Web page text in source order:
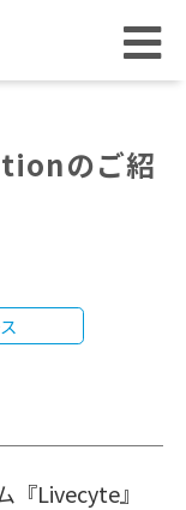
のご紹
『Livecyte』